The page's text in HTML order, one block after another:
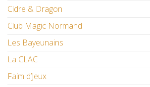
Cidre & Dragon
Club Magic Normand
Les Bayeunains
La CLAC
Faim d’Jeux